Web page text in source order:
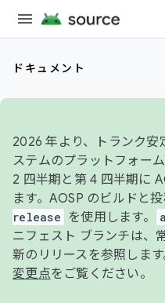
ドキュメント
2026 年より、トランク安
ステムのプラットフォー
2 四半期と第 4 四半期に
ます。AOSP のビルドと投
release
を使用します。
ニフェスト ブランチは、
新のリリースを参照しま
変更点をご覧ください。